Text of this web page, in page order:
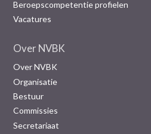
Beroepscompetentie profielen
Vacatures
Over NVBK
Over NVBK
Organisatie
Bestuur
Commissies
Secretariaat